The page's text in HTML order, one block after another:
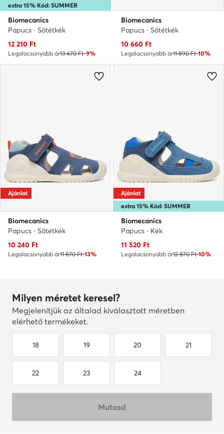
extra 15% Kód: SUMMER
Biomecanics
Papucs · Sötétkék
Aktuális ár
12 210 Ft
Legalacsonyabb ár13 470 Ft-9%
Biomecanics
Papucs · Sötétkék
Aktuális ár
10 660 Ft
Legalacsonyabb ár11 890 Ft-10%
Ajánlat
Biomecanics
Papucs · Sötétkék
Aktuális ár
10 240 Ft
Legalacsonyabb ár11 870 Ft-13%
extra 15% Kód: SUMMER
Ajánlat
Biomecanics
Papucs · Kék
Aktuális ár
11 520 Ft
Legalacsonyabb ár12 870 Ft-10%
Milyen méretet keresel?
Megjelenítjük az általad kiválasztott méretben
elérhető termékeket.
18 19 20 21
22 23 24
Mutasd